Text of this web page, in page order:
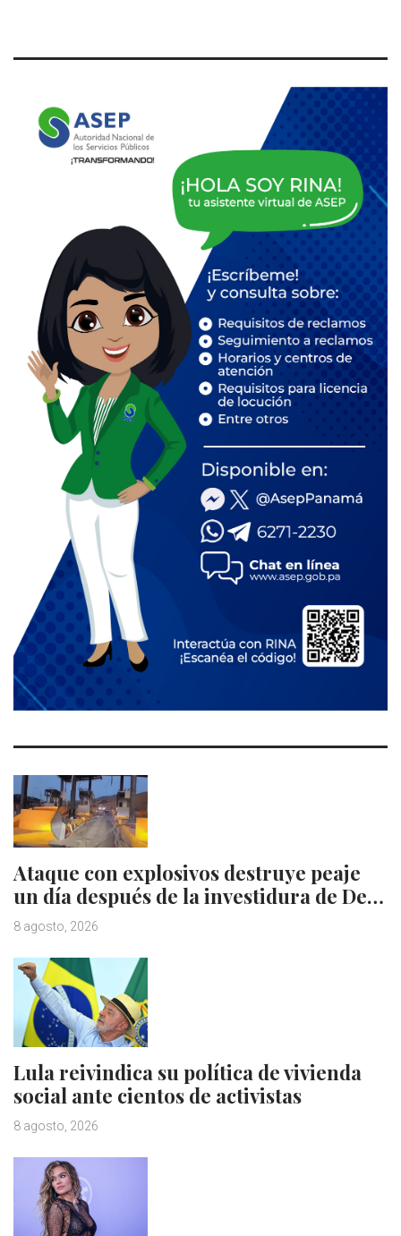
Ataque con explosivos destruye peaje
un día después de la investidura de De…
8 agosto, 2026
Lula reivindica su política de vivienda
social ante cientos de activistas
8 agosto, 2026